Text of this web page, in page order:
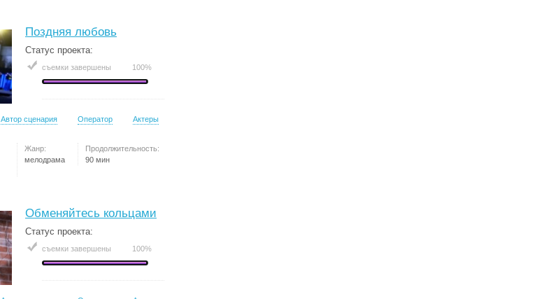
Поздняя любовь
Статус проекта:
съемки завершены 100%
Автор сценария Оператор Актеры
Жанр:
мелодрама
Продолжительность:
90 мин
Обменяйтесь кольцами
Статус проекта:
съемки завершены 100%